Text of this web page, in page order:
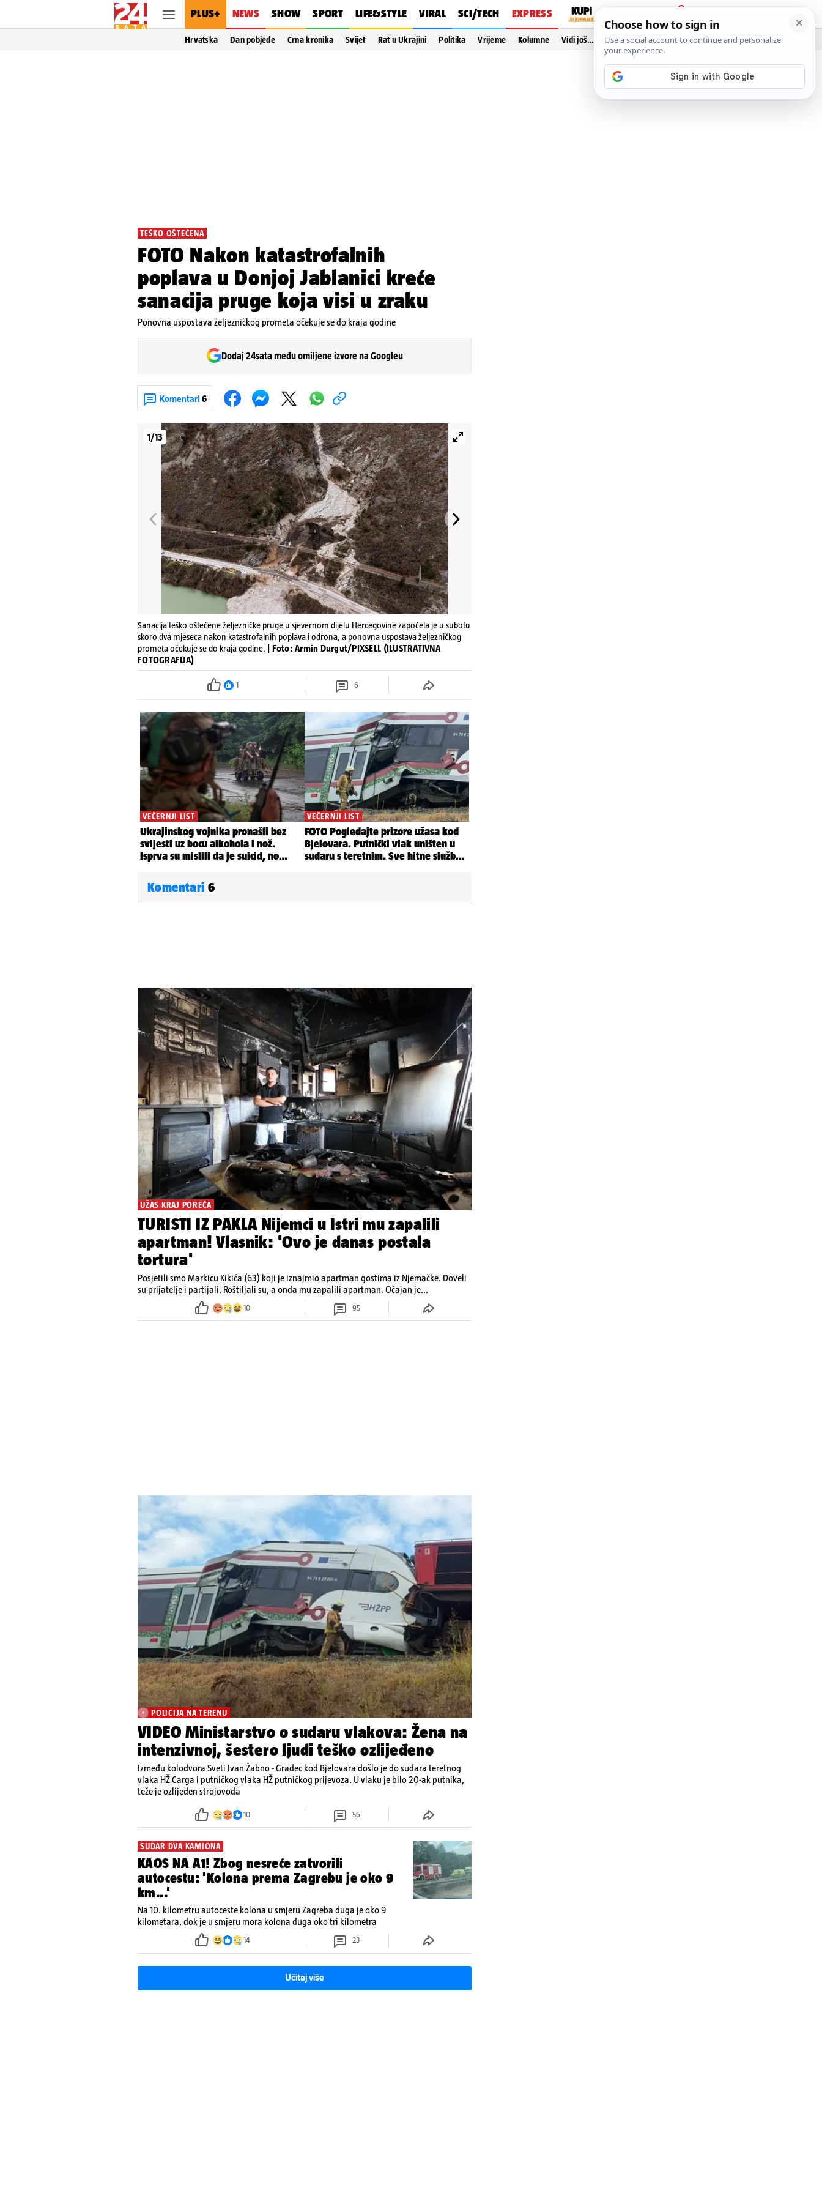
PLUS+ NEWS SHOW SPORT LIFE&STYLE VIRAL SCI/TECH EXPRESS
PRIJAVA
Hrvatska Dan pobjede Crna kronika Svijet Rat u Ukrajini Politika Vrijeme Kolumne Vidi još…
TEŠKO OŠTEĆENA
FOTO Nakon katastrofalnih
poplava u Donjoj Jablanici kreće
sanacija pruge koja visi u zraku
Ponovna uspostava željezničkog prometa očekuje se do kraja godine
Dodaj 24sata među omiljene izvore na Googleu
Komentari 6
1/13
Sanacija teško oštećene željezničke pruge u sjevernom dijelu Hercegovine započela je u subotu
skoro dva mjeseca nakon katastrofalnih poplava i odrona, a ponovna uspostava željezničkog
prometa očekuje se do kraja godine.
| Foto: Armin Durgut/PIXSELL (ILUSTRATIVNA
FOTOGRAFIJA)
1 6
Komentari 6
UŽAS KRAJ POREČA
TURISTI IZ PAKLA Nijemci u Istri mu zapalili
apartman! Vlasnik: 'Ovo je danas postala
tortura'
Posjetili smo Markicu Kikića (63) koji je iznajmio apartman gostima iz Njemačke. Doveli
su prijatelje i partijali. Roštiljali su, a onda mu zapalili apartman. Očajan je...
10 95
POLICIJA NA TERENU
VIDEO Ministarstvo o sudaru vlakova: Žena na
intenzivnoj, šestero ljudi teško ozlijeđeno
Između kolodvora Sveti Ivan Žabno - Gradec kod Bjelovara došlo je do sudara teretnog
vlaka HŽ Carga i putničkog vlaka HŽ putničkog prijevoza. U vlaku je bilo 20-ak putnika,
teže je ozlijeđen strojovođa
10 56
SUDAR DVA KAMIONA
KAOS NA A1! Zbog nesreće zatvorili
autocestu: 'Kolona prema Zagrebu je oko 9
km...'
Na 10. kilometru autoceste kolona u smjeru Zagreba duga je oko 9
kilometara, dok je u smjeru mora kolona duga oko tri kilometra
14 23
Učitaj više